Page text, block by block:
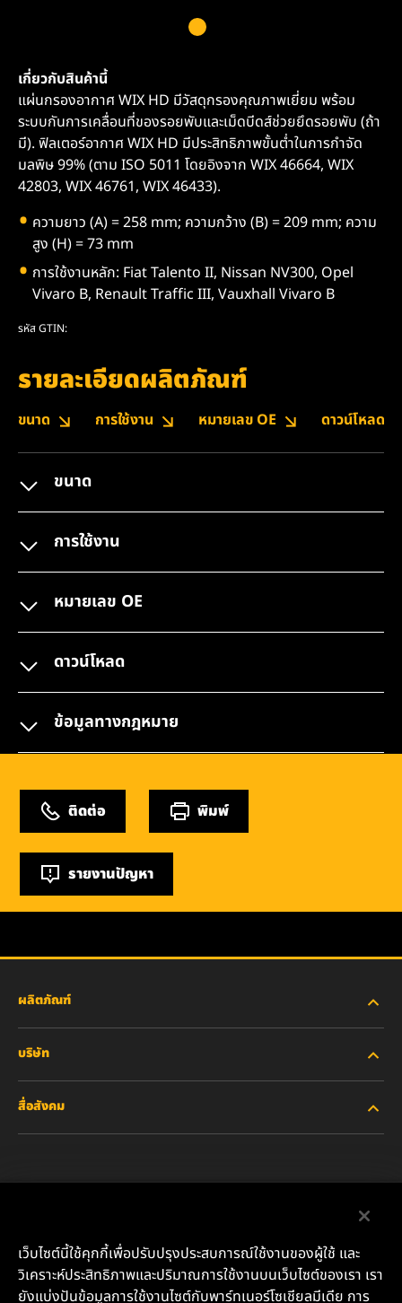
เกี่ยวกับสินค้านี้
แผ่นกรองอากาศ WIX HD มีวัสดุกรองคุณภาพเยี่ยม พร้อม
ระบบกันการเคลื่อนที่ของรอยพับและเม็ดบีดส์ช่วยยึดรอยพับ (ถ้า
มี). ฟิลเตอร์อากาศ WIX HD มีประสิทธิภาพขั้นต่ำในการกำจัด
มลพิษ 99% (ตาม ISO 5011 โดยอิงจาก WIX 46664, WIX
42803, WIX 46761, WIX 46433).
ความยาว (A) = 258 mm; ความกว้าง (B) = 209 mm; ความ
สูง (H) = 73 mm
การใช้งานหลัก: Fiat Talento II, Nissan NV300, Opel
Vivaro B, Renault Traffic III, Vauxhall Vivaro B
รหัส GTIN:
รายละเอียดผลิตภัณฑ์
ขนาด การใช้งาน หมายเลข OE ดาวน์โหลด
ขนาด
การใช้งาน
หมายเลข OE
ดาวน์โหลด
ข้อมูลทางกฎหมาย
ติดต่อ พิมพ์
รายงานปัญหา
ผลิตภัณฑ์
รถยนต์ส่วนบุคคลและรถบรรทุกงานเบา
น้ำมันหล่อลื่น
บริษัท
ตำแหน่งงาน
สื่อสังคม
YouTube
เว็บไซต์นี้ใช้คุกกี้เพื่อปรับปรุงประสบการณ์ใช้งานของผู้ใช้ และ
วิเคราะห์ประสิทธิภาพและปริมาณการใช้งานบนเว็บไซต์ของเรา เรา
ยังแบ่งปันข้อมูลการใช้งานไซต์กับพาร์ทเนอร์โซเชียลมีเดีย การ